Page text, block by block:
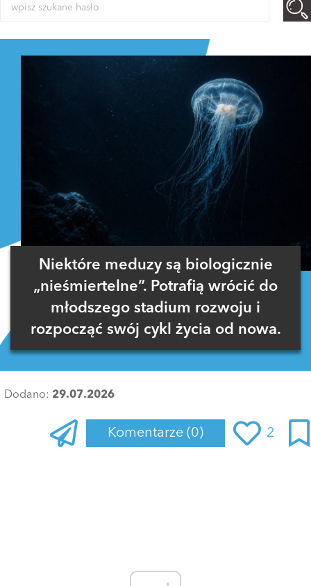
Niektóre meduzy są biologicznie
„nieśmiertelne”. Potrafią wrócić do
młodszego stadium rozwoju i
rozpocząć swój cykl życia od nowa.
Dodano: 29.07.2026
Komentarze (0) 2